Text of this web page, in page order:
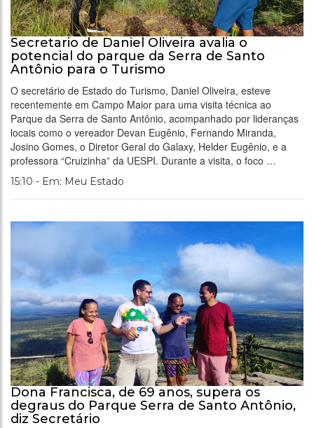
Secretario de Daniel Oliveira avalia o
potencial do parque da Serra de Santo
Antônio para o Turismo
O secretário de Estado do Turismo, Daniel Oliveira, esteve
recentemente em Campo Maior para uma visita técnica ao
Parque da Serra de Santo Antônio, acompanhado por lideranças
locais como o vereador Devan Eugênio, Fernando Miranda,
Josino Gomes, o Diretor Geral do Galaxy, Helder Eugênio, e a
professora “Cruizinha” da UESPI. Durante a visita, o foco …
15:10 - Em: Meu Estado
Dona Francisca, de 69 anos, supera os
degraus do Parque Serra de Santo Antônio,
diz Secretário